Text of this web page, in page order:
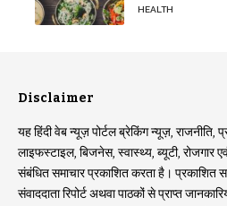
HEALTH
Disclaimer
यह हिंदी वेब न्यूज़ पोर्टल ब्रेकिंग न्यूज़,
लाइफस्टाइल, बिजनेस, स्वास्थ्य, ब्यूटी, रोजगार
संबंधित समाचार प्रकाशित करता है। प्रकाशित
संवाददाता रिपोर्ट अथवा पाठकों से प्राप्त